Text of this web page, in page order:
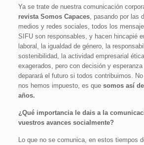
Ya se trate de nuestra comunicación
revista Somos Capaces , pasando por las
medios y redes sociales, todos los
SIFU son responsables, y hacen hincapié
laboral, la igualdad de género, la
sostenibilidad, la actividad empresarial
exagerados, pero con decisión y
deparará el futuro si todos contribuimos.
nos hemos impuesto, es quesomos así
años.
¿Qué importancia le dais a la
vuestros avances socialmente?
Lo que no se comunica, en estos tiempos